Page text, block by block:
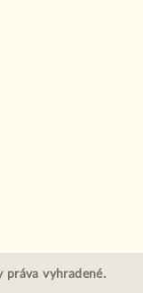
práva vyhradené.